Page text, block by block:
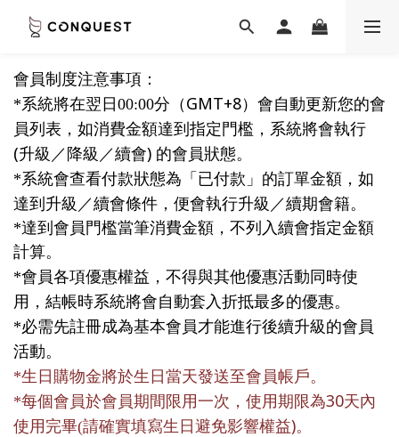
會員制度注意事項：
*系統將在翌日00:00分（ GMT+8）會自動更新您的會
員列表，如消費金額達到指定門檻，系統將會執行
(升級／降級／續會) 的會員狀態。
*系統會查看付款狀態為「已付款」的訂單金額，如
達到升級／續會條件，便會執行升級／續期會籍。
*達到會員門檻當筆消費金額，不列入續會指定金額
計算。
*會員各項優惠權益，不得與其他優惠活動同時使
用，結帳時系統將會自動套入折抵最多的優惠。
*必需先註冊成為基本會員才能進行後續升級的會員
活動。
*生日購物金將於生日當天發送至會員帳戶。
*每個會員於會員期間限用一次，使用期限為30天內
使用完畢(請確實填寫生日避免影響權益)。